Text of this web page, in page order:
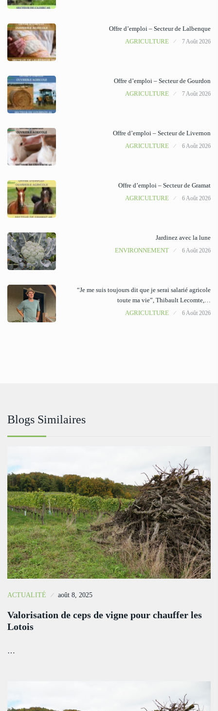
Offre d’emploi – Secteur de Lalbenque
AGRICULTURE
7 Août 2026
Offre d’emploi – Secteur de Gourdon
AGRICULTURE
7 Août 2026
Offre d’emploi – Secteur de Livernon
AGRICULTURE
6 Août 2026
Offre d’emploi – Secteur de Gramat
AGRICULTURE
6 Août 2026
Jardinez avec la lune
ENVIRONNEMENT
6 Août 2026
“Je me suis toujours dit que je serai salarié agricole
toute ma vie”, Thibault Lecomte,…
AGRICULTURE
6 Août 2026
Blogs Similaires
ACTUALITÉ août 8, 2025
Valorisation de ceps de vigne pour chauffer les
Lotois
…